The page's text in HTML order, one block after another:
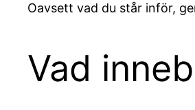
Oavsett vad du står inför,
Vad